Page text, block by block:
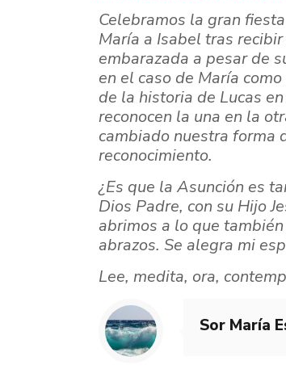
Celebramos la gran
María a Isabel tras
embarazada a pesar de
en el caso de María
de la historia de Lucas
reconocen la una en la
cambiado nuestra forma
reconocimiento.
¿Es que la Asunción es
Dios Padre, con su Hijo
abrimos a lo que
abrazos. Se alegra mi
Lee, medita, ora,
Sor María